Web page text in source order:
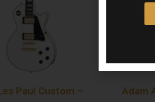
Paul Custom –
Adam